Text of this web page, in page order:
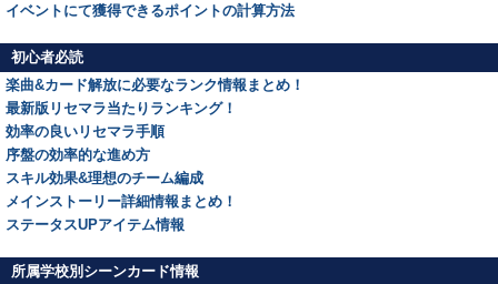
イベントにて獲得できるポイントの計算方法
初心者必読
楽曲&カード解放に必要なランク情報まとめ！
最新版リセマラ当たりランキング！
効率の良いリセマラ手順
序盤の効率的な進め方
スキル効果&理想のチーム編成
メインストーリー詳細情報まとめ！
ステータスUPアイテム情報
所属学校別シーンカード情報